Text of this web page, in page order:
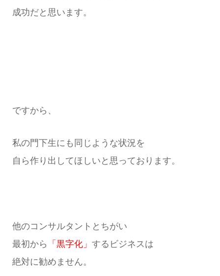
成功だと思います。
ですから、
私の門下生にも同じような状況を
自ら作り出してほしいと思っております。
他のコンサルタントとちがい
最初から
「黒字化」 するビジネスは
絶対に勧めません。